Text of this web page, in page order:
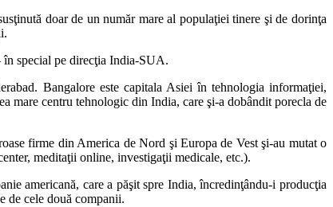
doar de un număr mare al populaţiei tinere şi de dorinţa
în special pe direcţia India-SUA.
Bangalore este capitala Asiei în tehnologia informaţiei,
mare centru tehnologic din India, care şi-a dobândit porecla de
firme din America de Nord şi Europa de Vest şi-au mutat o
meditaţii online, investigaţii medicale, etc.).
americană, care a păşit spre India, încredinţându-i producţia
de cele două companii.